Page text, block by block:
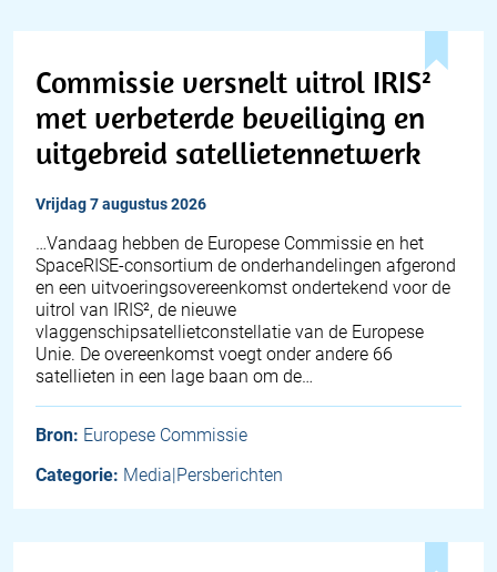
Commissie versnelt uitrol IRIS²
met verbeterde beveiliging en
uitgebreid satellietennetwerk
vrijdag 7 augustus 2026
…Vandaag hebben de Europese Commissie en het
SpaceRISE-consortium de onderhandelingen afgerond
en een uitvoeringsovereenkomst ondertekend voor de
uitrol van IRIS², de nieuwe
vlaggenschipsatellietconstellatie van de Europese
Unie. De overeenkomst voegt onder andere 66
satellieten in een lage baan om de…
Bron: Europese Commissie
Categorie: Media|Persberichten